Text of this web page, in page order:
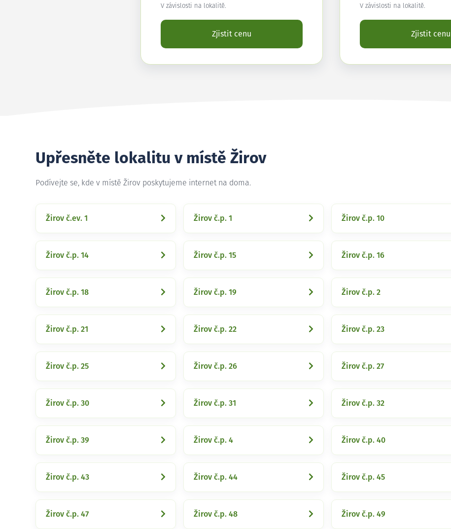
V závislosti na lokalitě.
Zjistit cenu
V závislosti na lokalitě.
Zjistit cenu
Upřesněte lokalitu v místě Žirov
Podívejte se, kde v místě Žirov poskytujeme internet na doma.
Žirov č.ev. 1 Žirov č.p. 1 Žirov č.p. 10
Žirov č.p. 14 Žirov č.p. 15 Žirov č.p. 16
Žirov č.p. 18 Žirov č.p. 19 Žirov č.p. 2
Žirov č.p. 21 Žirov č.p. 22 Žirov č.p. 23
Žirov č.p. 25 Žirov č.p. 26 Žirov č.p. 27
Žirov č.p. 30 Žirov č.p. 31 Žirov č.p. 32
Žirov č.p. 39 Žirov č.p. 4 Žirov č.p. 40
Žirov č.p. 43 Žirov č.p. 44 Žirov č.p. 45
Žirov č.p. 47 Žirov č.p. 48 Žirov č.p. 49